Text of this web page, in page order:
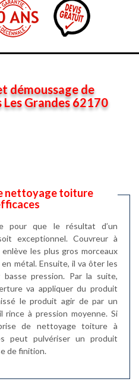
démoussage de
Grandes 62170
nettoyage toiture
pour que le résultat d’un
exceptionnel. Couvreur à
les plus gros morceaux
métal. Ensuite, il va ôter les
pression. Par la suite,
va appliquer du produit
le produit agir de par un
rince à pression moyenne. Si
de nettoyage toiture à
peut pulvériser un produit
de finition.